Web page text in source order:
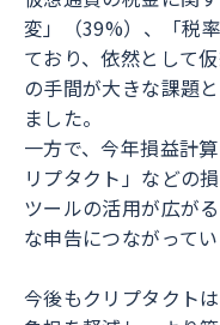
変」（39%）、「税
ており、依然として
の手間が大きな課題
ました。
一方で、今年損益計
リプタクト」などの
ツールの活用が広が
な申告につながって
今後もクリプタクト